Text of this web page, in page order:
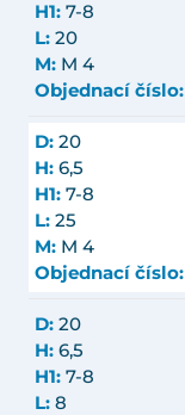
H1: 7-8
L: 20
M: M 4
Objednací číslo:
D: 20
H: 6,5
H1: 7-8
L: 25
M: M 4
Objednací číslo:
D: 20
H: 6,5
H1: 7-8
L: 8